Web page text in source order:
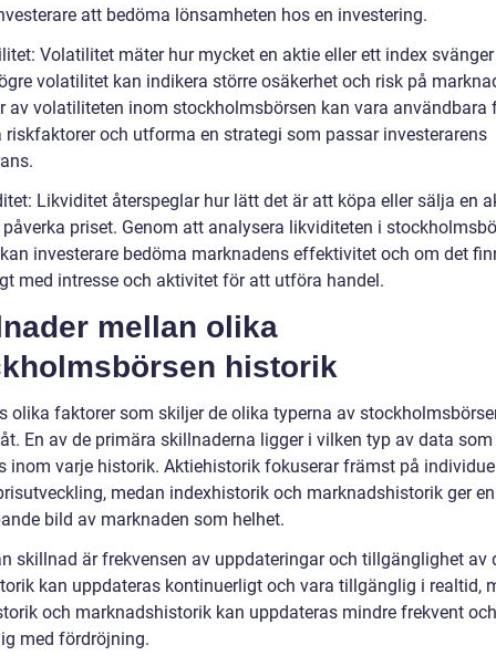
att bedöma lönsamheten hos en investering.
Volatilitet mäter hur mycket en aktie eller ett index
volatilitet kan indikera större osäkerhet och risk på
av volatiliteten inom stockholmsbörsen kan vara användbara
riskfaktorer och utforma en strategi som passar investerarens
Likviditet återspeglar hur lätt det är att köpa eller sälja en
priset. Genom att analysera likviditeten i
investerare bedöma marknadens effektivitet och om det
med intresse och aktivitet för att utföra handel.
mellan olika
historik
olika faktorer som skiljer de olika typerna av
En av de primära skillnaderna ligger i vilken typ av data som
inom varje historik. Aktiehistorik fokuserar främst på
medan indexhistorik och marknadshistorik ger
bild av marknaden som helhet.
skillnad är frekvensen av uppdateringar och tillgänglighet av
kan uppdateras kontinuerligt och vara tillgänglig i realtid,
och marknadshistorik kan uppdateras mindre frekvent
med fördröjning.